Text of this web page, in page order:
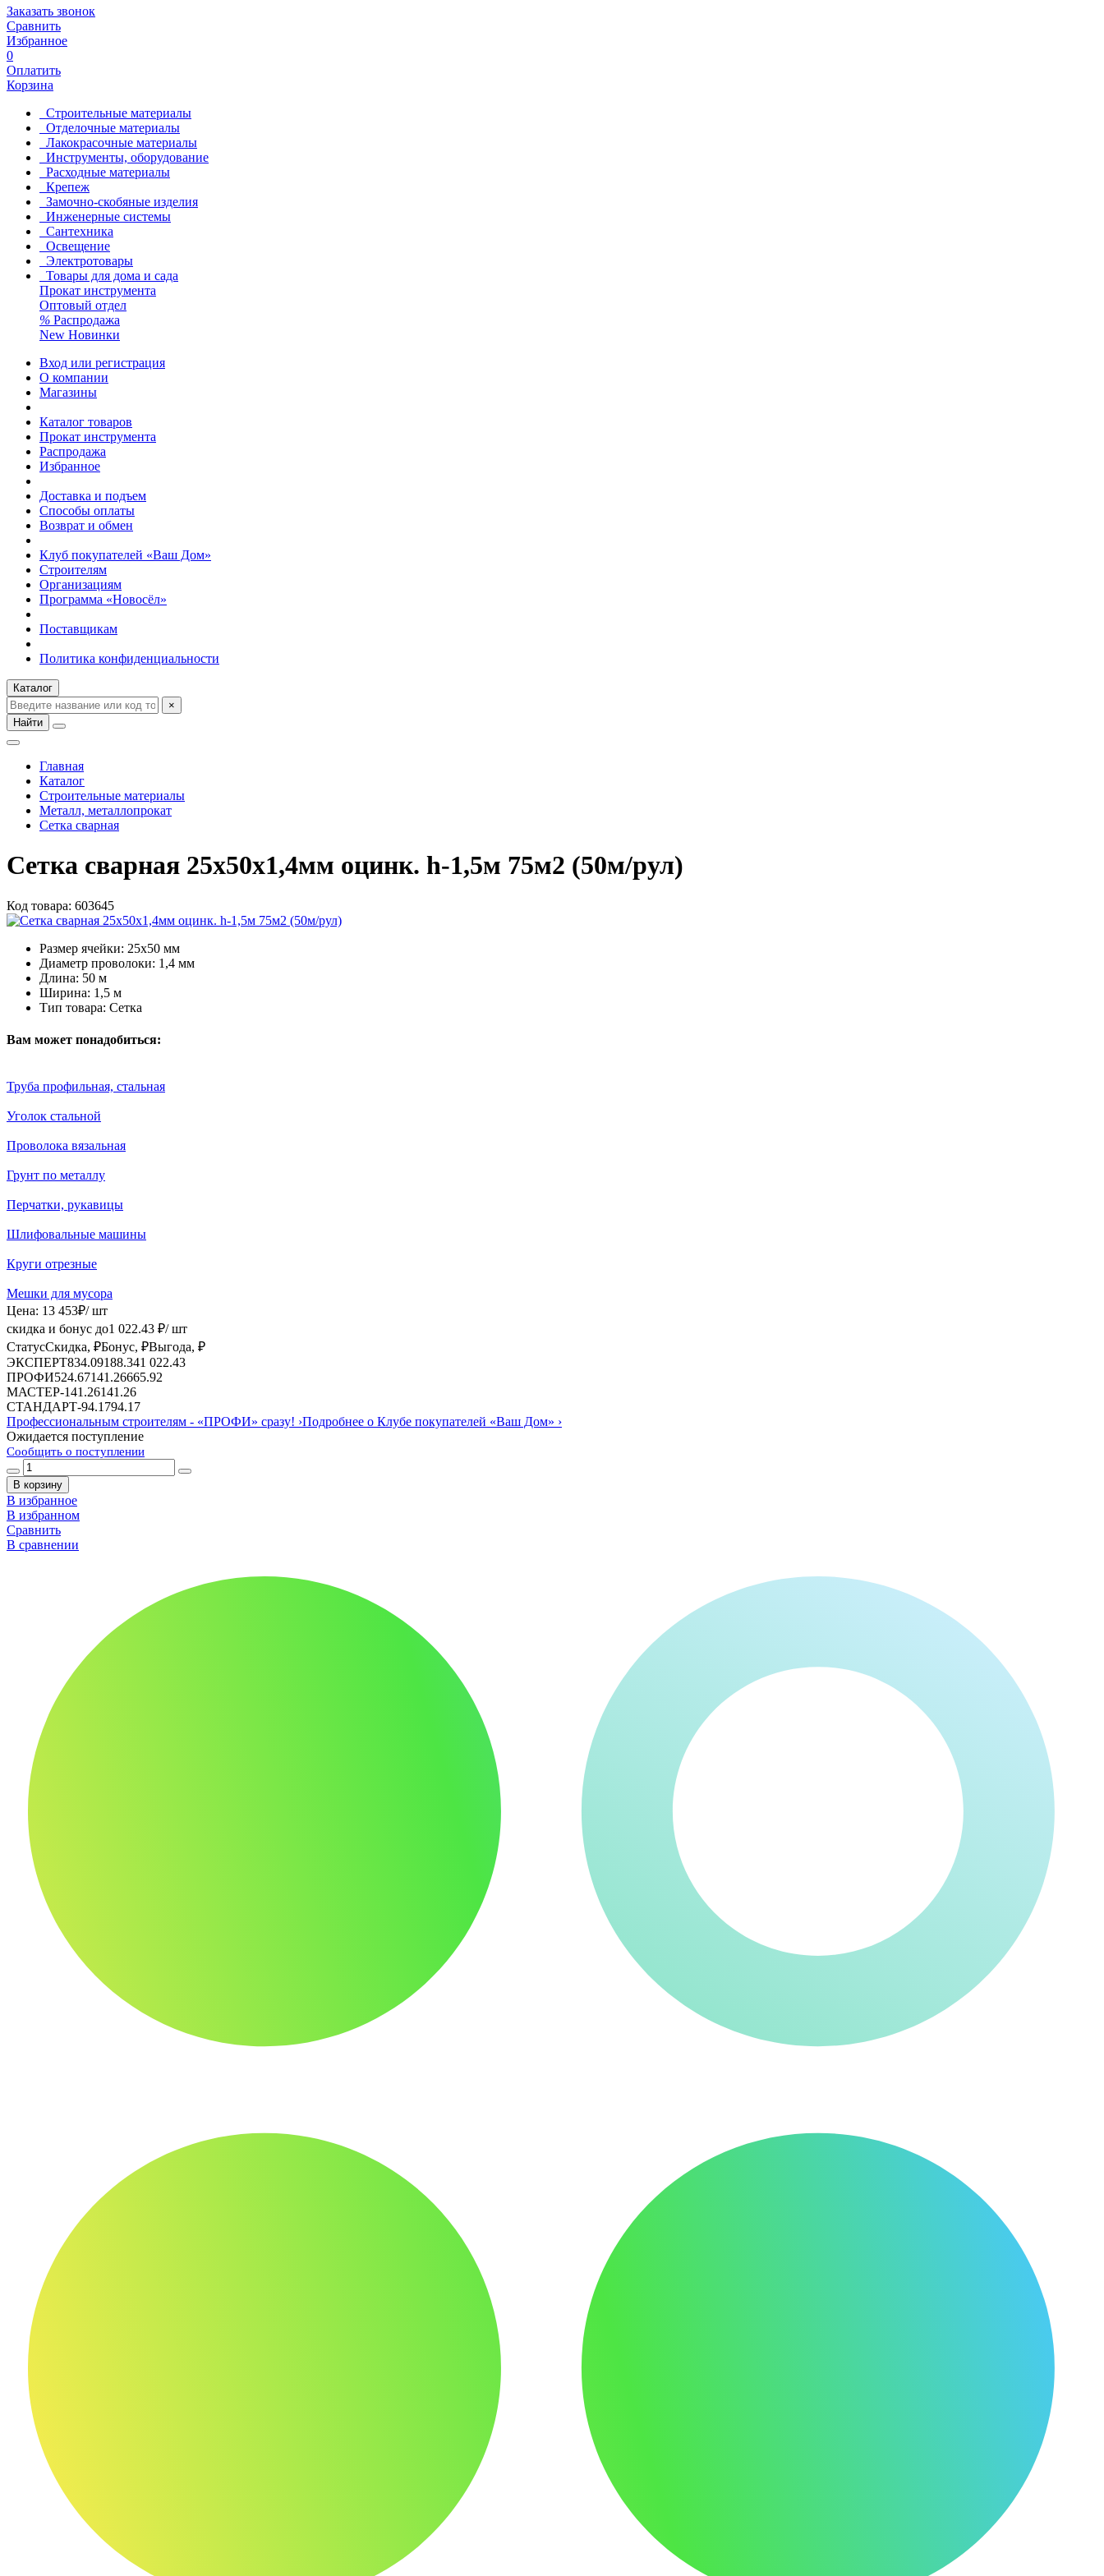
Заказать звонок
Сравнить
Избранное
0
Оплатить
Корзина
Строительные материалы
Отделочные материалы
Лакокрасочные материалы
Инструменты, оборудование
Расходные материалы
Крепеж
Замочно-скобяные изделия
Инженерные системы
Сантехника
Освещение
Электротовары
Товары для дома и сада
Прокат инструмента
Оптовый отдел
% Распродажа
New Новинки
Вход или регистрация
О компании
Магазины
Каталог товаров
Прокат инструмента
Распродажа
Избранное
Доставка и подъем
Способы оплаты
Возврат и обмен
Клуб покупателей «Ваш Дом»
Строителям
Организациям
Программа «Новосёл»
Поставщикам
Политика конфиденциальности
Каталог
×
Найти
Главная
Каталог
Строительные материалы
Металл, металлопрокат
Сетка сварная
Сетка сварная 25х50х1,4мм оцинк. h-1,5м 75м2 (50м/рул)
Код товара: 603645
Размер ячейки: 25х50 мм
Диаметр проволоки: 1,4 мм
Длина: 50 м
Ширина: 1,5 м
Тип товара: Сетка
Вам может понадобиться:
Труба профильная, стальная
Уголок стальной
Проволока вязальная
Грунт по металлу
Перчатки, рукавицы
Шлифовальные машины
Круги отрезные
Мешки для мусора
Цена: 13 453₽/ шт
скидка и бонус до1 022.43 ₽/ шт
СтатусСкидка, ₽Бонус, ₽Выгода, ₽
ЭКСПЕРТ834.09188.341 022.43
ПРОФИ524.67141.26665.92
МАСТЕР-141.26141.26
СТАНДАРТ-94.1794.17
Профессиональным строителям - «ПРОФИ» сразу! ›Подробнее о Клубе покупателей «Ваш Дом» ›
Ожидается поступление
Сообщить о поступлении
В корзину
В избранное
В избранном
Сравнить
В сравнении